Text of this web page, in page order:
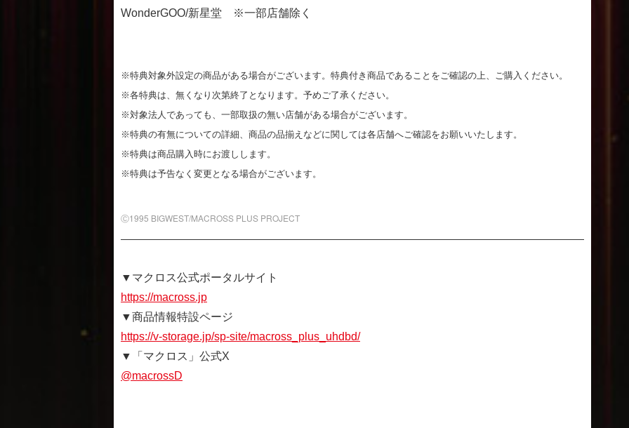
WonderGOO/新星堂 ※一部店舗除く
※特典対象外設定の商品がある場合がございます。特典付き商品であることをご確認の上、ご購入ください。
※各特典は、無くなり次第終了となります。予めご了承ください。
※対象法人であっても、一部取扱の無い店舗がある場合がございます。
※特典の有無についての詳細、商品の品揃えなどに関しては各店舗へご確認をお願いいたします。
※特典は商品購入時にお渡しします。
※特典は予告なく変更となる場合がございます。
Ⓒ1995 BIGWEST/MACROSS PLUS PROJECT
▼マクロス公式ポータルサイト
https://macross.jp
▼商品情報特設ページ
https://v-storage.jp/sp-site/macross_plus_uhdbd/
▼「マクロス」公式X
@macrossD